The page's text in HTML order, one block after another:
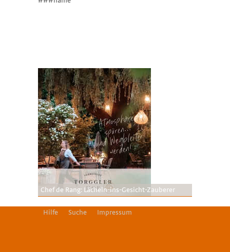
Chef de Rang: Lächeln-ins-Gesicht-Zauberer
Hilfe Suche Impressum